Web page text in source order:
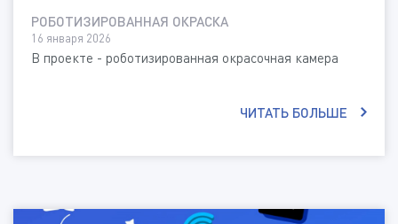
РОБОТИЗИРОВАННАЯ ОКРАСКА
16 января 2026
В проекте - роботизированная окрасочная камера
ЧИТАТЬ БОЛЬШЕ